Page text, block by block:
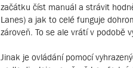
začátku číst manuál a strávit
Lanes) a jak to celé funguje
zároveň. To se ale vrátí v podobě
Jinak je ovládání pomocí